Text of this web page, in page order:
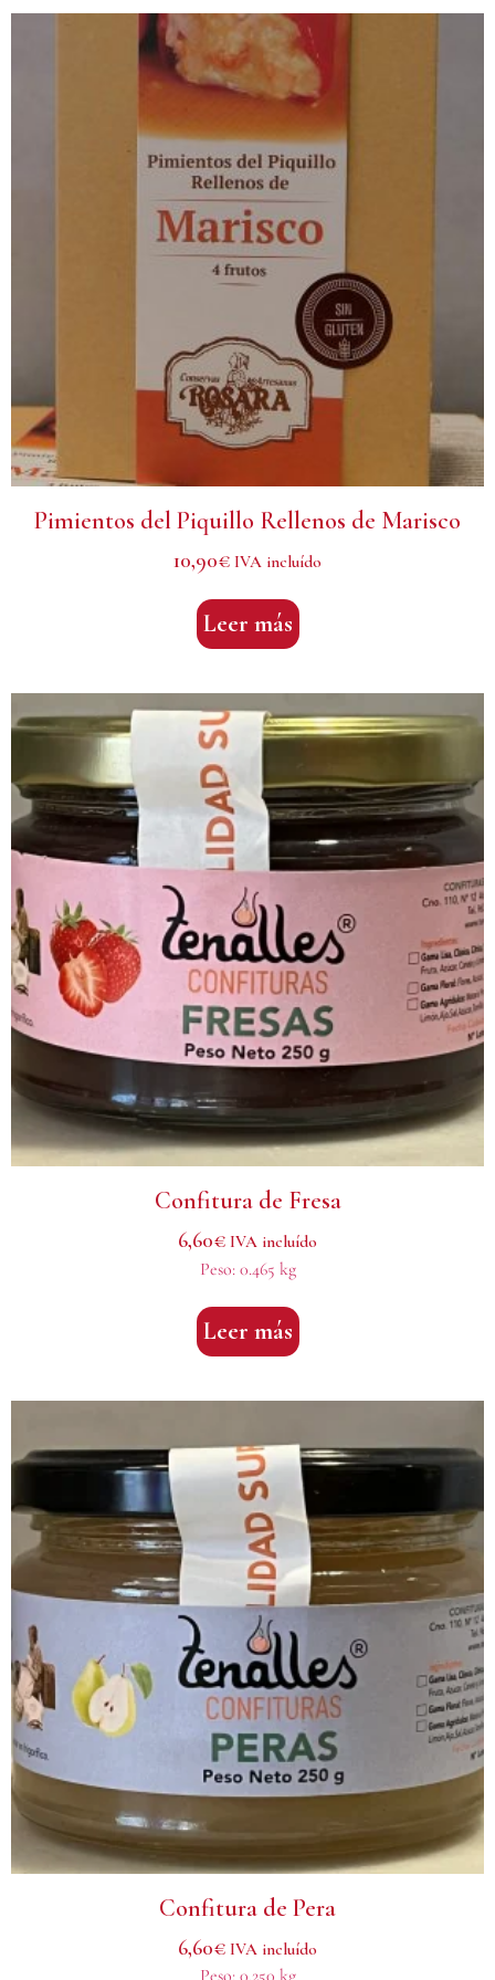
Pimientos del Piquillo Rellenos de Marisco
10,90€ IVA incluído
Leer más
Confitura de Fresa
6,60€ IVA incluído
Peso:0.465 kg
Leer más
Confitura de Pera
6,60€ IVA incluído